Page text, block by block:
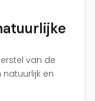
van de
en